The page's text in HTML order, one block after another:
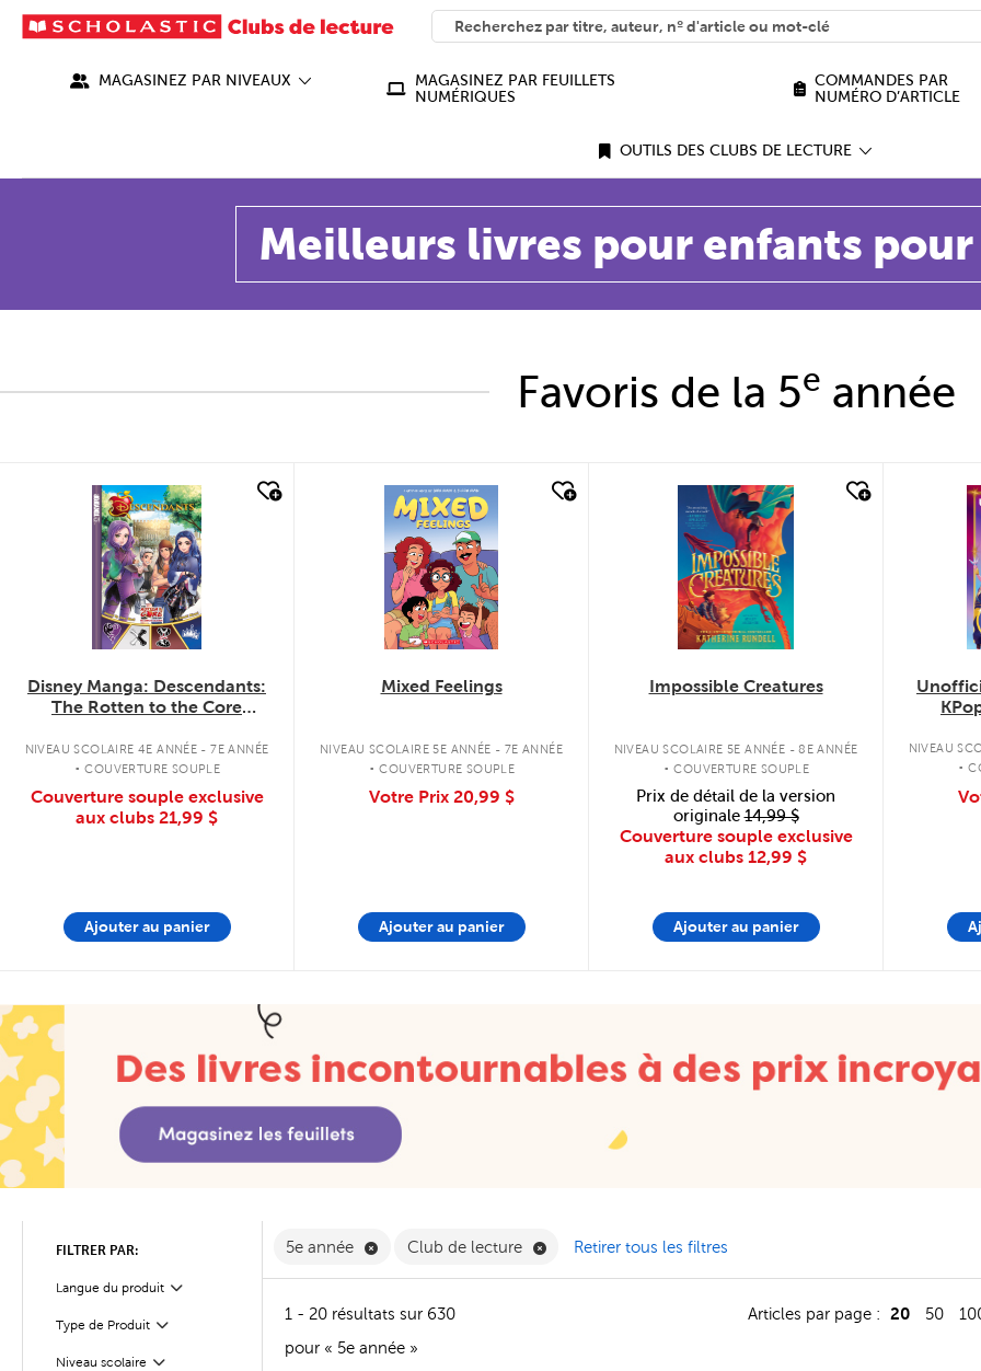
SEARCH
What can we help you find?
MAGASINEZ PAR NIVEAUX
MAGASINEZ PAR FEUILLETS
NUMÉRIQUES
COMMANDES PAR
NUMÉRO D’ARTICLE
OUTILS DES CLUBS DE LECTURE
Meilleurs livres pour enfants pour
Favoris de la 5e année
quick look
Disney Manga: Descendants:
The Rotten to the Core
Collection
NIVEAU SCOLAIRE 4E ANNÉE - 7E ANNÉE
. COUVERTURE SOUPLE
Couverture souple exclusive
aux clubs 21,99 $
Ajouter au panier
quick look
Mixed Feelings
NIVEAU SCOLAIRE 5E ANNÉE - 7E ANNÉE
. COUVERTURE SOUPLE
Votre Prix 20,99 $
Ajouter au panier
quick look
Impossible Creatures
NIVEAU SCOLAIRE 5E ANNÉE - 8E ANNÉE
. COUVERTURE SOUPLE
Prix de détail de la version
originale14,99 $
Couverture souple exclusive
aux clubs 12,99 $
Ajouter au panier
NIVEAU.
FILTRER PAR:
Langue du produit
Filter
Type de Produit
Filter
Niveau scolaire Filter
Sélectionnés
5e année Supprimer 5e année Filter
Club de lecture Supprimer Club de lecture Filter
Retirer tous les filtres
1 - 20 résultats sur 630 Articles par page : 20 50
pour « 5e année »